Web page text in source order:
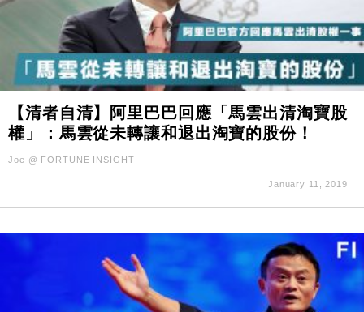
【清者自清】阿里巴巴回應「馬雲出清淘寶股
權」：馬雲從未轉讓和退出淘寶的股份！
Joe @ FORTUNE INSIGHT
January 11, 2019